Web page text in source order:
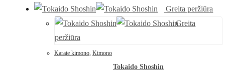
Greita peržiūra
Greita
peržiūra
Karate kimono, Kimono
Tokaido Shoshin